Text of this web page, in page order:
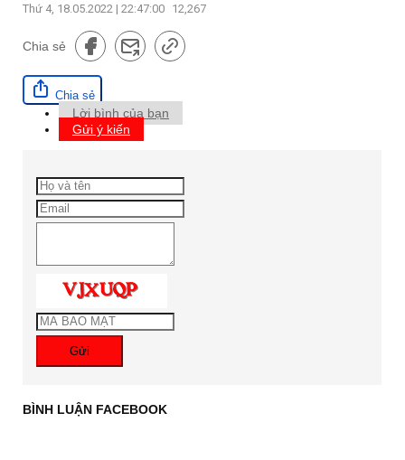
Thứ 4, 18.05.2022 | 22:47:00 12,267
Chia sẻ
Chia sẻ
Lời bình của bạn
Gửi ý kiến
Gửi
BÌNH LUẬN FACEBOOK